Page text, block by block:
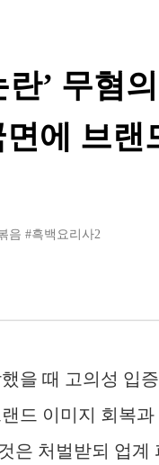
’ 무혐
에 브랜
음 #흑백요리사2
을 때 고의성 입
드 이미지 회복
은 처벌받되 업계